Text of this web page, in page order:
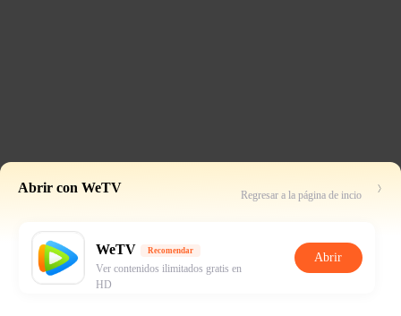
Abrir con WeTV Regresar a la página de incio
WeTV Recomendar
Ver contenidos ilimitados gratis en
HD
Abrir